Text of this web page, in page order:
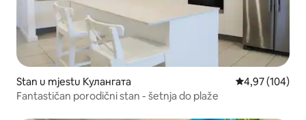
Stan u mjestu Кулангата prosječna
4,97 (104)
Fantastičan porodični stan - šetnja do plaže